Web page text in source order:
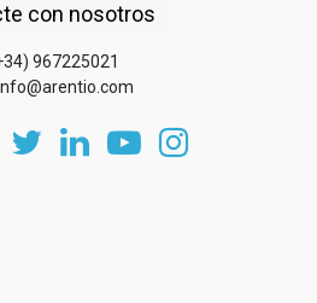
con nosotros
967225021